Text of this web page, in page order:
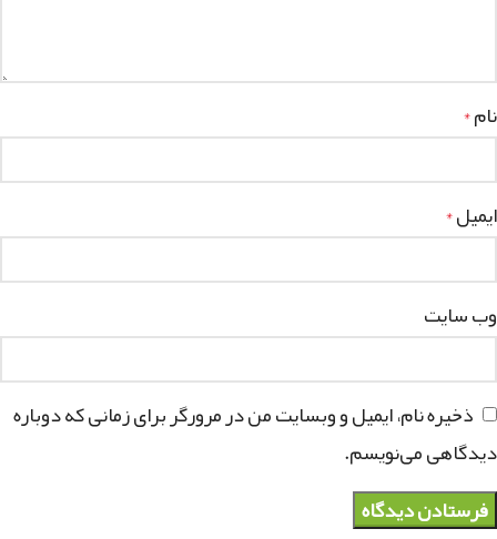
نام*
ایمیل*
وب‌ سایت
ذخیره نام، ایمیل و وبسایت من در مرورگر برای زمانی که دوباره
دیدگاهی می‌نویسم.